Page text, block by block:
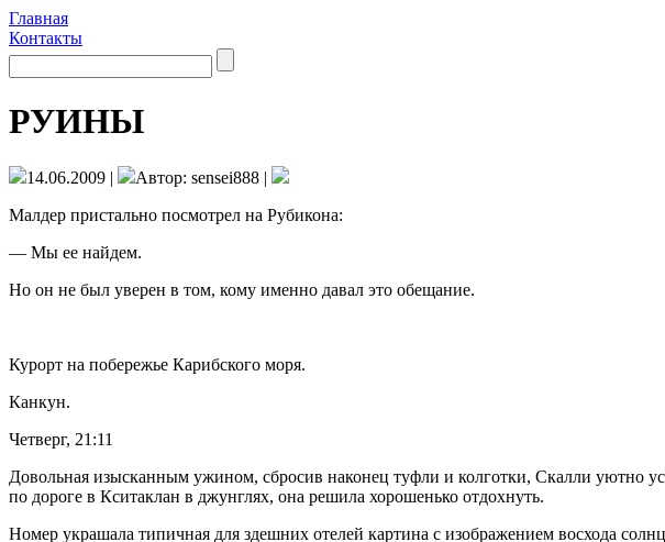
Главная
Контакты
РУИНЫ
14.06.2009 |
Автор: sensei888 |
Малдер пристально посмотрел на Рубикона:
— Мы ее найдем.
Но он не был уверен в том, кому именно давал это обещание.
Курорт на побережье Карибского моря.
Канкун.
Четверг, 21:11
Довольная изысканным ужином, сбросив на­конец туфли и колготки, Скалли уютно
по дороге в Кситаклан в джунглях, она решила хорошенько отдохнуть.
Номер украшала типичная для здешних оте­лей картина с изображением восхода